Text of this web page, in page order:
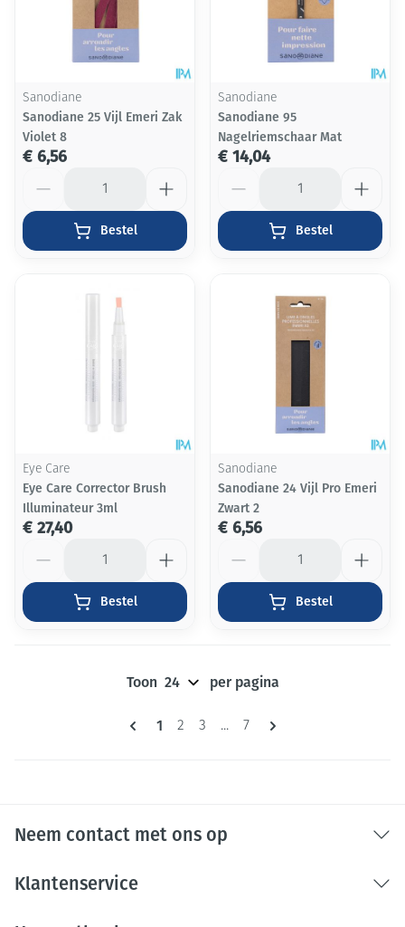
Sanodiane
Sanodiane 25 Vijl Emeri Zak
Violet 8
€ 6,56
Bestel
Sanodiane
Sanodiane 95
Nagelriemschaar Mat
€ 14,04
Bestel
Eye Care
Eye Care Corrector Brush
Illuminateur 3ml
€ 27,40
Bestel
Sanodiane
Sanodiane 24 Vijl Pro Emeri
Zwart 2
€ 6,56
Bestel
Pagina's
U lees momenteel pagina
1 Pagina
2 Pagina
3 ... Pagina
7
Toon per pagina
Neem contact met ons op
Klantenservice